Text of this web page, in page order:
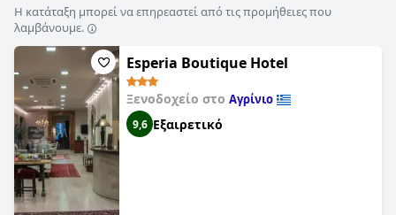
Η κατάταξη μπορεί να επηρεαστεί από τις προμήθειες που
λαμβάνουμε.
Esperia Boutique Hotel
Ξενοδοχείο στο Αγρίνιο
9,6 Εξαιρετικό